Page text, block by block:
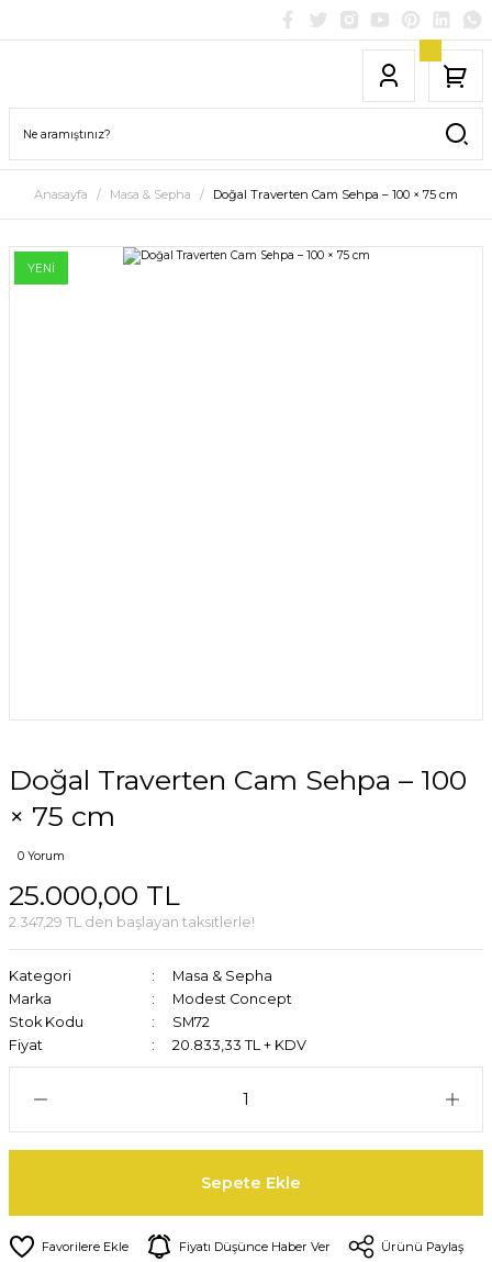
Anasayfa Masa & Sepha Doğal Traverten Cam Sehpa – 100 × 75 cm
YENİ
Doğal Traverten Cam Sehpa – 100
× 75 cm
0 Yorum
25.000,00 TL
2.347,29 TL den başlayan taksitlerle!
Kategori
Masa & Sepha
Marka
Modest Concept
Stok Kodu
SM72
Fiyat
20.833,33 TL + KDV
Sepete Ekle
Fiyatı Düşünce Haber Ver Ürünü Paylaş